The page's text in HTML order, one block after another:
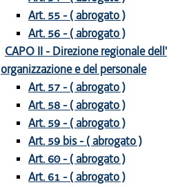
Art. 55 - ( abrogato )
Art. 56 - ( abrogato )
CAPO II - Direzione regionale dell'
organizzazione e del personale
Art. 57 - ( abrogato )
Art. 58 - ( abrogato )
Art. 59 - ( abrogato )
Art. 59 bis - ( abrogato )
Art. 60 - ( abrogato )
Art. 61 - ( abrogato )